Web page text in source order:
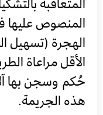
الهجرة (تسهيل
الأقل مراعاة
حُكم وسجن بها
هذه الجريمة.